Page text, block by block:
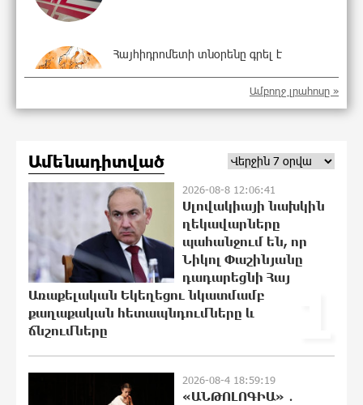
Հայհիդրոմետի տնօրենը գրել է
Արտակարգ դեպք՝ Երևանում․ կոտրել
են «Հույս բոլոր մարդկանց»
հիմնադրամի շենքի պատուհաններն
ու դռները
22:07:09 8-08-2026
Ալիևն ու Թրամփը հեռախոսազրույց
են ունեցել
21:48:41 8-08-2026
«Ինտեր»-ը հաղթեց «Յուվենտուս»-ին
Ամբողջ լրահոսը »
Ամենադիտված
2026-08-8 12:06:41
Սլովակիայի նախկին
ղեկավարները
պահանջում են, որ
Նիկոլ Փաշինյանը
դադարեցնի Հայ
Առաքելական Եկեղեցու նկատմամբ
քաղաքական հետապնդումները և
ճնշումները
2026-08-4 18:59:19
«ԱՆԹՈԼՈԳԻԱ» ․